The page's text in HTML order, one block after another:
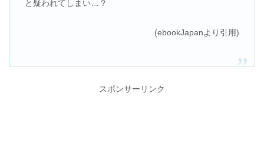
と疑われてしまい…？
(ebookJapanより引用)
スポンサーリンク